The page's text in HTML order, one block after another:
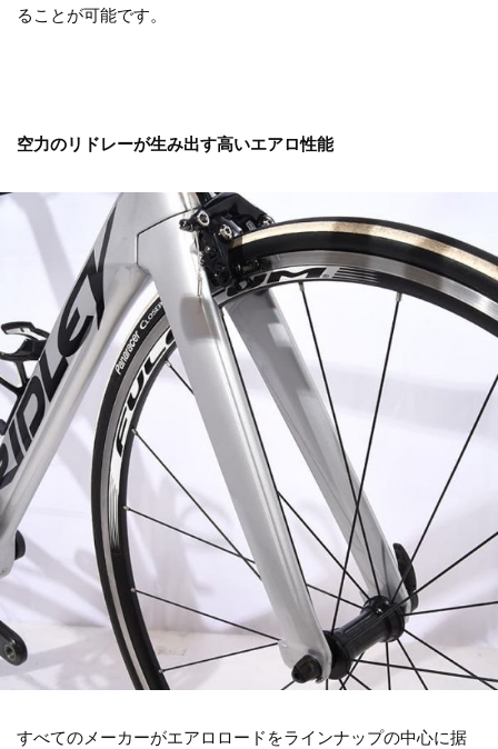
ることが可能です。
空力のリドレーが生み出す高いエアロ性能
すべてのメーカーがエアロロードをラインナップの中心に据